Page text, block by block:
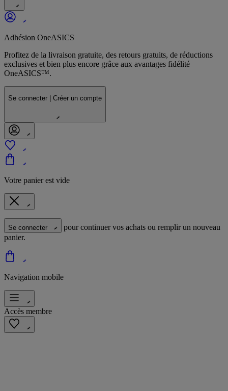
Adhésion OneASICS
Profitez de la livraison gratuite, des retours gratuits, de réductions
exclusives et bien plus encore grâce aux avantages fidélité
OneASICS™.
Se connecter | Créer un compte
Votre panier est vide
Se connecter
pour continuer vos achats ou remplir un nouveau
panier.
Navigation mobile
Accès membre